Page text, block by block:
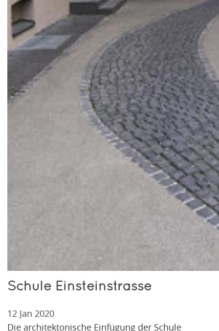
Schule Einsteinstrasse
12 Jan 2020
Die architektonische Einfügung der Schule